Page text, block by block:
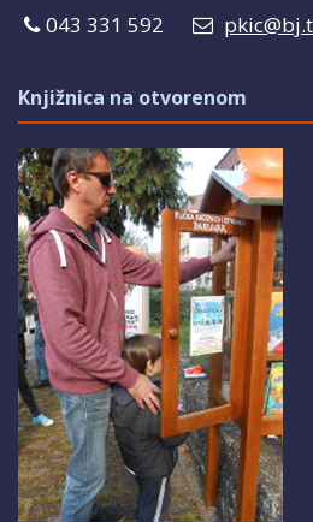
043 331 592
Knjižnica na otvorenom